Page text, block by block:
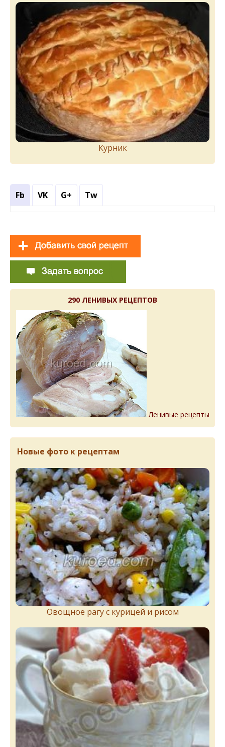
Курник
Fb VK G+ Tw
290 ЛЕНИВЫХ РЕЦЕПТОВ
Ленивые рецепты
Новые фото к рецептам
Овощное рагу с курицей и рисом